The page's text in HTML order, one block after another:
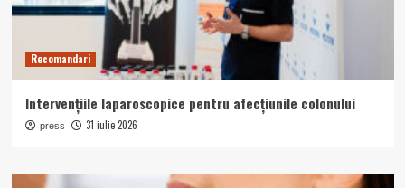
Recomandari
Intervențiile laparoscopice pentru afecțiunile colonului
press 31 iulie 2026